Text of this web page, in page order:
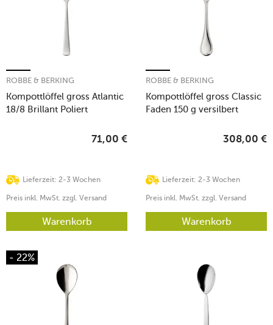
Kompottlöffel gross Atlantic
18/8 Brillant Poliert
ROBBE & BERKING
Lieferzeit: 2-3 Wochen
71,00 €
Preis inkl. MwSt. zzgl. Versand
Warenkorb
Kompottlöffel gross Classic
Faden 150 g versilbert
ROBBE & BERKING
Lieferzeit: 2-3 Wochen
308,00 €
Preis inkl. MwSt. zzgl. Versand
Warenkorb
- 22%